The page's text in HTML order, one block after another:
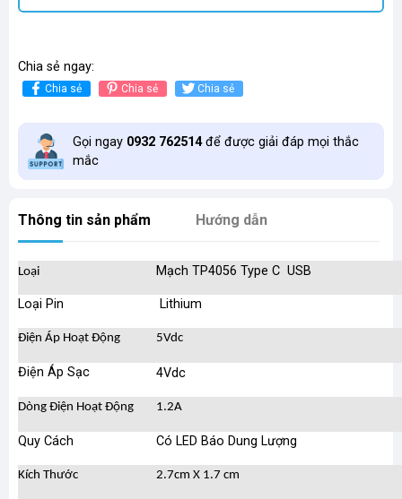
Chia sẻ ngay:
Chia sẻ Chia sẻ Chia sẻ
Gọi ngay 0932 762514để được giải đáp mọi thắc
mắc
Thông tin sản phẩm Hướng dẫn
Loại Mạch TP4056 Type C USB
Loại Pin Lithium
Điện Áp Hoạt Động 5Vdc
Điện Áp Sạc 4Vdc
Dòng Điện Hoạt Động 1.2A
Quy Cách Có LED Báo Dung Lượng
Kích Thước 2.7cm X 1.7 cm